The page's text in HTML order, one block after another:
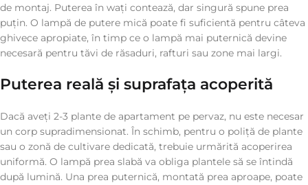
de montaj. Puterea în wați contează, dar singură spune prea
puțin. O lampă de putere mică poate fi suficientă pentru câteva
ghivece apropiate, în timp ce o lampă mai puternică devine
necesară pentru tăvi de răsaduri, rafturi sau zone mai largi.
Puterea reală și suprafața acoperită
Dacă aveți 2-3 plante de apartament pe pervaz, nu este necesar
un corp supradimensionat. În schimb, pentru o poliță de plante
sau o zonă de cultivare dedicată, trebuie urmărită acoperirea
uniformă. O lampă prea slabă va obliga plantele să se întindă
după lumină. Una prea puternică, montată prea aproape, poate